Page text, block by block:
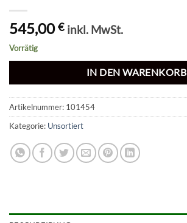
545,00€ inkl. MwSt.
Vorrätig
IN DEN WARENKORB
Artikelnummer: 101454
Kategorie: Unsortiert